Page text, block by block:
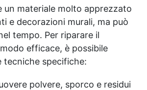
un materiale molto apprezzato
e decorazioni murali, ma può
tempo. Per riparare il
efficace, è possibile
tecniche specifiche:
polvere, sporco e residui